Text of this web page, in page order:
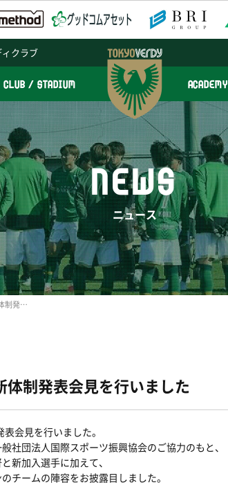
クラブ
CLUB / STADIUM ACADEMY
NEWS
ニュース
2017シーズン東京ヴェルディ新体制発表会見を行いました
制発表会見を行いました
会見を行いました。
社団法人国際スポーツ振興協会のご協力のもと、
新加入選手に加えて、
チームの陣容をお披露目しました。